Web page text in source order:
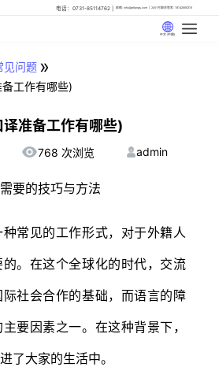
电话：0731-85114762 邮箱: info@artlangs.com 24小时翻译管家: 18142666316
中文 (中国)
见问题 »
工作有哪些)
准备工作有哪些)
768 次浏览 admin
的技巧与方法
见的工作形式，对于外籍人
。在这个全球化的时代，交流
社会合作的基础，而语言的障
要因素之一。在这种背景下，
了大家的生活中。